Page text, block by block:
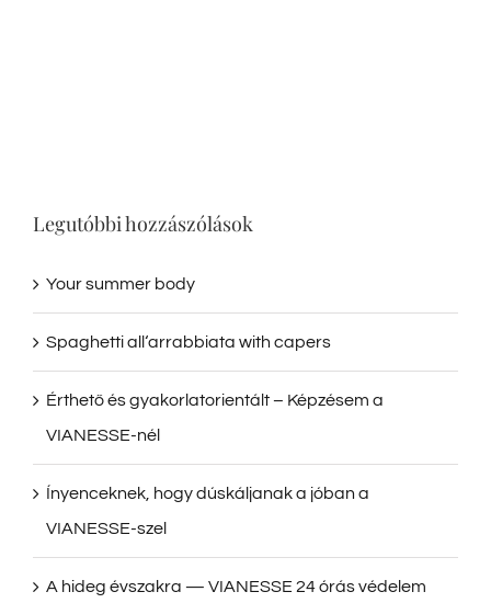
Legutóbbi hozzászólások
Your summer body
Spaghetti all‘arrabbiata with capers
Érthető és gyakorlatorientált – Képzésem a
VIANESSE-nél
Ínyenceknek, hogy dúskáljanak a jóban a
VIANESSE-szel
A hideg évszakra — VIANESSE 24 órás védelem